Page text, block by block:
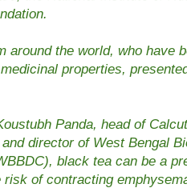
around the world, who have
properties,
Panda, head of
director of West Bengal
black tea can be a
risk of contracting